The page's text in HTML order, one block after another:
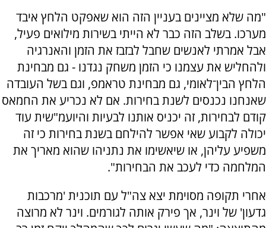
"מה שלא מציינים בעניין הזה הוא שאפקט הלחץ איבד
מערכו. בשלב הזה כבר לא הייתי בשירות מילואים פעיל,
אבל אמרתי לאנשים שחבל לבזבז את הזמן והאנרגיה
ולהחליש את עצמנו כי הזמן משחק נגדנו - גם מבחינת
הלחץ הבין־לאומי, גם מבחינת טראמפ, וגם בשל העובדה
שאנחנו נכנסים לשנת בחירות. אם לא נכריע את החמאס
קודם לבחירות, זה יכניס אותנו לבעיות והיועמ"שית עוד
יכולה לקבוע שאי אפשר להילחם בשנת בחירות כי זה
משפיע עליהן, או שיאשימו את נתניהו שהוא מאריך את
המלחמה כדי לעכב את הבחירות".
אחרי תקופה מסוימת יצא צה"ל עם תוכנית 'מרכבות
גדעון' של וינר, אך פירק אותה לגורמים. וינר לא מרוצה